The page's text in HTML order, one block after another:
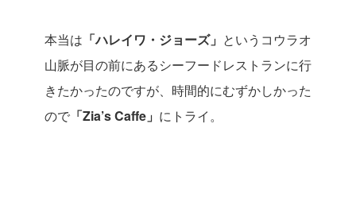
本当は 「ハレイワ・ジョーズ」 というコウラオ
山脈が目の前にあるシーフードレストランに行
きたかったのですが、時間的にむずかしかった
ので 「Zia’s Caffe」 にトライ。